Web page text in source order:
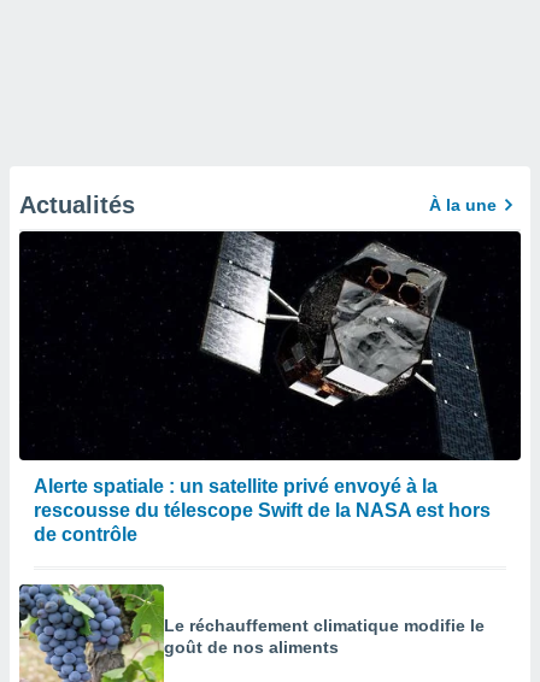
Actualités À la une
Alerte spatiale : un satellite privé envoyé à la
rescousse du télescope Swift de la NASA est hors
de contrôle
Le réchauffement climatique modifie le
goût de nos aliments